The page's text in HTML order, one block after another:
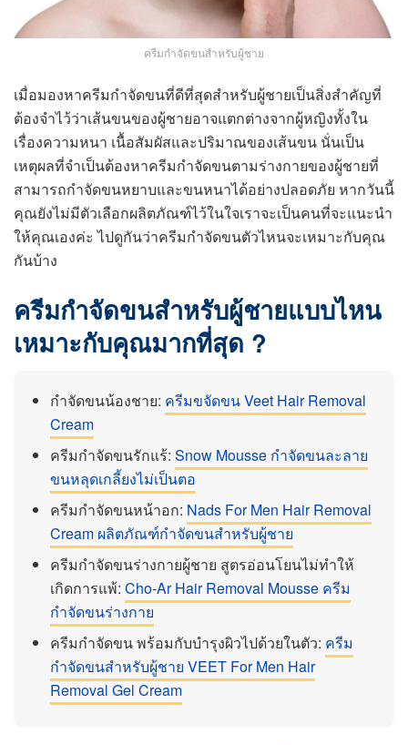
ครีมกำจัดขนสำหรับผู้ชาย
เมื่อมองหาครีมกำจัดขนที่ดีที่สุดสำหรับผู้ชายเป็นสิ่งสำคัญที่
ต้องจำไว้ว่าเส้นขนของผู้ชายอาจแตกต่างจากผู้หญิงทั้งใน
เรื่องความหนา เนื้อสัมผัสและปริมาณของเส้นขน นั่นเป็น
เหตุผลที่จำเป็นต้องหาครีมกำจัดขนตามร่างกายของผู้ชายที่
สามารถกำจัดขนหยาบและขนหนาได้อย่างปลอดภัย หากวันนี้
คุณยังไม่มีตัวเลือกผลิตภัณฑ์ไว้ในใจเราจะเป็นคนที่จะแนะนำ
ให้คุณเองค่ะ ไปดูกันว่าครีมกำจัดขนตัวไหนจะเหมาะกับคุณ
กันบ้าง
ครีมกำจัดขนสำหรับผู้ชายแบบไหน
เหมาะกับคุณมากที่สุด ?
กำจัดขนน้องชาย: ครีมขจัดขน Veet Hair Removal
Cream
ครีมกำจัดขนรักแร้: Snow Mousse กำจัดขนละลาย
ขนหลุดเกลี้ยงไม่เป็นตอ
ครีมกำจัดขนหน้าอก: Nads For Men Hair Removal
Cream ผลิตภัณฑ์กำจัดขนสำหรับผู้ชาย
ครีมกำจัดขนร่างกายผู้ชาย สูตรอ่อนโยนไม่ทำให้
เกิดการแพ้: Cho-Ar Hair Removal Mousse ครีม
กำจัดขนร่างกาย
ครีมกำจัดขน พร้อมกับบำรุงผิวไปด้วยในตัว: ครีม
กำจัดขนสำหรับผู้ชาย VEET For Men Hair
Removal Gel Cream